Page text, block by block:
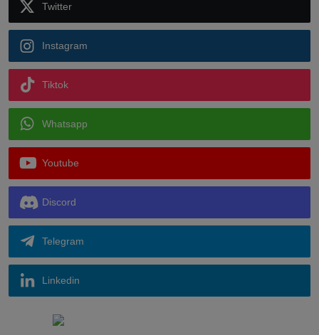
Twitter
Instagram
Tiktok
Whatsapp
Youtube
Discord
Telegram
Linkedin